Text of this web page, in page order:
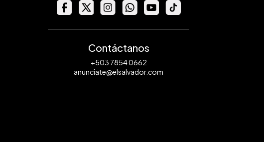
Contáctanos
+503 7854 0662
anunciate@elsalvador.com